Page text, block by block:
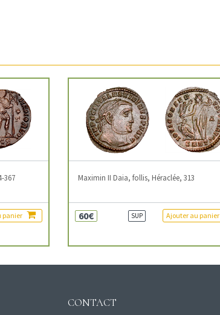
367
panier
Maximin II Daia, follis, Héraclée, 313
60€ SUP Ajouter au panier
CONTACT